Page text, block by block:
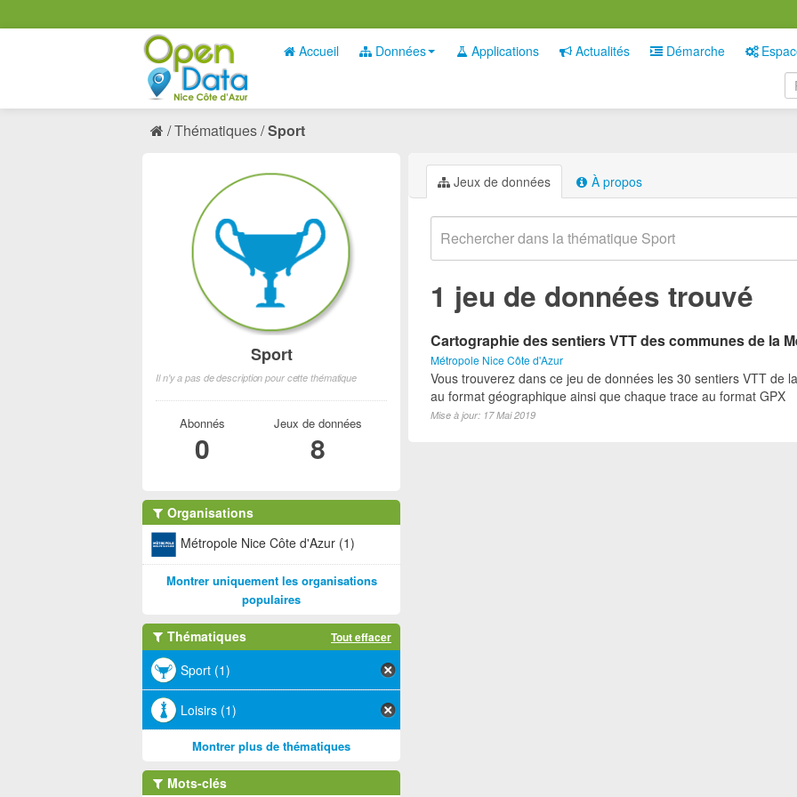
Accueil Données Applications Actualités Démarche
Thématiques Sport
Jeux de données À propos
1 jeu de données trouvé
Cartographie des sentiers VTT des communes de la
Métropole Nice Côte d'Azur
Vous trouverez dans ce jeu de données les 30 sentiers VTT de
au format géographique ainsi que chaque trace au format GPX
Mise à jour: 17 Mai 2019
Sport
Il n'y a pas de description pour cette thématique
Abonnés
0
Jeux de données
8
Organisations
Métropole Nice Côte d'Azur (1)
Montrer uniquement les organisations
populaires
Thématiques Tout effacer
Sport (1)
Loisirs (1)
Montrer plus de thématiques
Mots-clés